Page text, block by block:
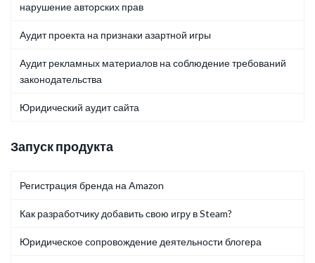
нарушение авторских прав
Аудит проекта на признаки азартной игры
Аудит рекламных материалов на соблюдение требований
законодательства
Юридический аудит сайта
Запуск продукта
Регистрация бренда на Amazon
Как разработчику добавить свою игру в Steam?
Юридическое сопровождение деятельности блогера